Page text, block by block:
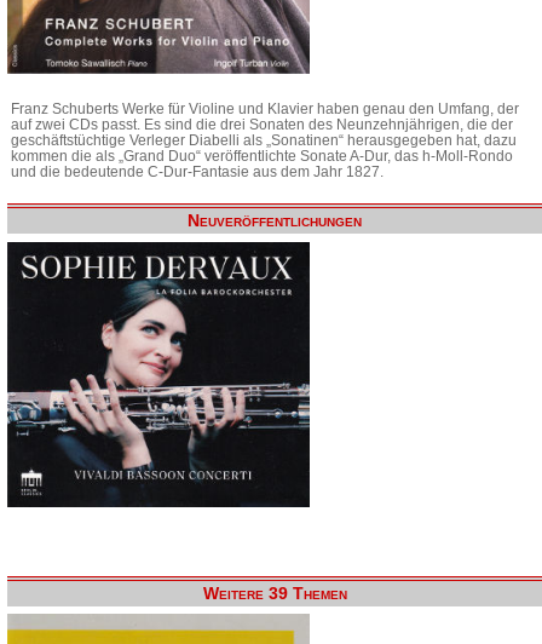
Franz Schuberts Werke für Violine und Klavier haben genau den Umfang, der
auf zwei CDs passt. Es sind die drei Sonaten des Neunzehnjährigen, die der
geschäftstüchtige Verleger Diabelli als „Sonatinen“ herausgegeben hat, dazu
kommen die als „Grand Duo“ veröffentlichte Sonate A-Dur, das h-Moll-Rondo
und die bedeutende C-Dur-Fantasie aus dem Jahr 1827.
Neuveröffentlichungen
Weitere 39 Themen